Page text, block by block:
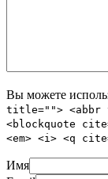
Вы можете
title=""> <abbr
<blockquote
<em> <i> <q
Имя